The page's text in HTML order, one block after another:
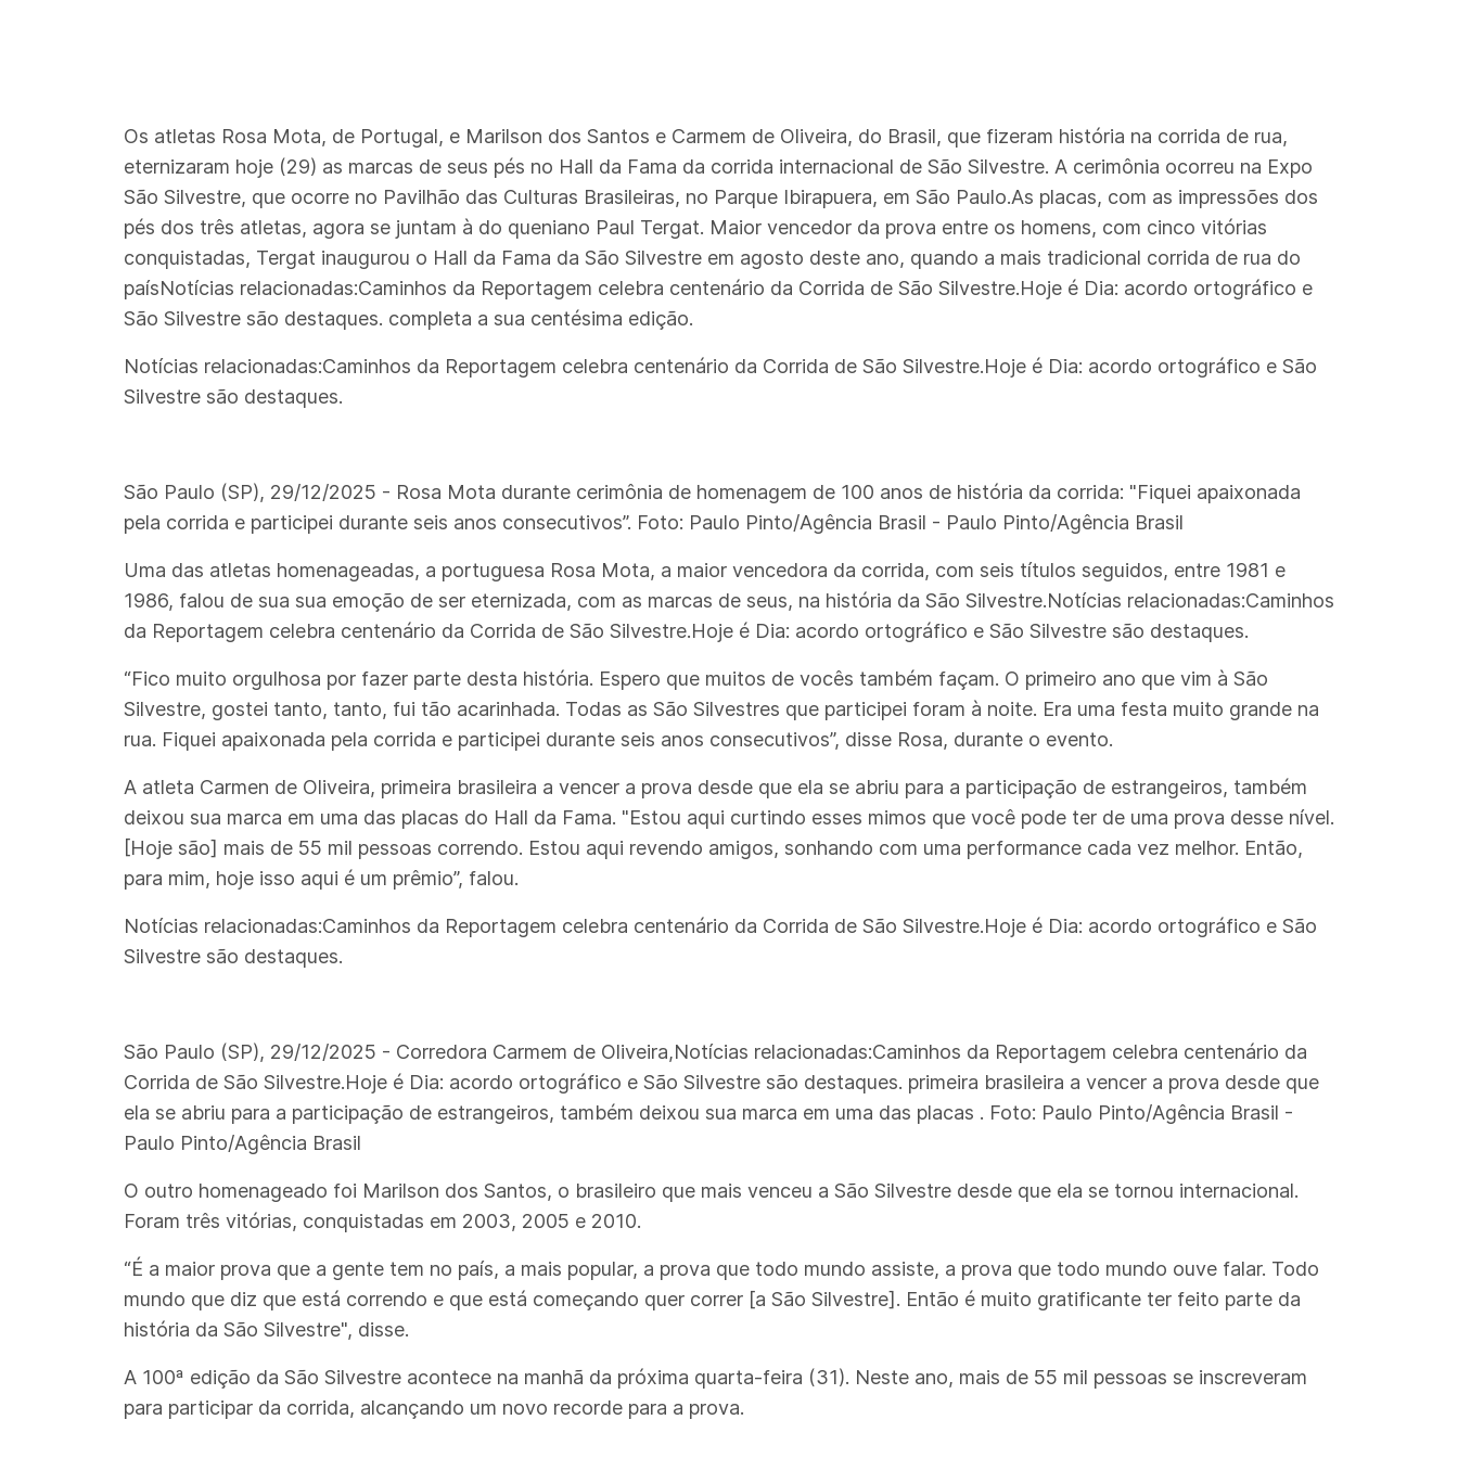
Os atletas Rosa Mota, de Portugal, e Marilson dos Santos e Carmem de Oliveira, do Brasil, que fizeram história na corrida de rua,
eternizaram hoje (29) as marcas de seus pés no Hall da Fama da corrida internacional de São Silvestre. A cerimônia ocorreu na Expo
São Silvestre, que ocorre no Pavilhão das Culturas Brasileiras, no Parque Ibirapuera, em São Paulo.As placas, com as impressões dos
pés dos três atletas, agora se juntam à do queniano Paul Tergat. Maior vencedor da prova entre os homens, com cinco vitórias
conquistadas, Tergat inaugurou o Hall da Fama da São Silvestre em agosto deste ano, quando a mais tradicional corrida de rua do
paísNotícias relacionadas:Caminhos da Reportagem celebra centenário da Corrida de São Silvestre.Hoje é Dia: acordo ortográfico e
São Silvestre são destaques. completa a sua centésima edição.
Notícias relacionadas:Caminhos da Reportagem celebra centenário da Corrida de São Silvestre.Hoje é Dia: acordo ortográfico e São
Silvestre são destaques.
São Paulo (SP), 29/12/2025 - Rosa Mota durante cerimônia de homenagem de 100 anos de história da corrida: "Fiquei apaixonada
pela corrida e participei durante seis anos consecutivos”. Foto: Paulo Pinto/Agência Brasil - Paulo Pinto/Agência Brasil
Uma das atletas homenageadas, a portuguesa Rosa Mota, a maior vencedora da corrida, com seis títulos seguidos, entre 1981 e
1986, falou de sua sua emoção de ser eternizada, com as marcas de seus, na história da São Silvestre.Notícias relacionadas:Caminhos
da Reportagem celebra centenário da Corrida de São Silvestre.Hoje é Dia: acordo ortográfico e São Silvestre são destaques.
“Fico muito orgulhosa por fazer parte desta história. Espero que muitos de vocês também façam. O primeiro ano que vim à São
Silvestre, gostei tanto, tanto, fui tão acarinhada. Todas as São Silvestres que participei foram à noite. Era uma festa muito grande na
rua. Fiquei apaixonada pela corrida e participei durante seis anos consecutivos”, disse Rosa, durante o evento.
A atleta Carmen de Oliveira, primeira brasileira a vencer a prova desde que ela se abriu para a participação de estrangeiros, também
deixou sua marca em uma das placas do Hall da Fama. "Estou aqui curtindo esses mimos que você pode ter de uma prova desse nível.
[Hoje são] mais de 55 mil pessoas correndo. Estou aqui revendo amigos, sonhando com uma performance cada vez melhor. Então,
para mim, hoje isso aqui é um prêmio”, falou.
Notícias relacionadas:Caminhos da Reportagem celebra centenário da Corrida de São Silvestre.Hoje é Dia: acordo ortográfico e São
Silvestre são destaques.
São Paulo (SP), 29/12/2025 - Corredora Carmem de Oliveira,Notícias relacionadas:Caminhos da Reportagem celebra centenário da
Corrida de São Silvestre.Hoje é Dia: acordo ortográfico e São Silvestre são destaques. primeira brasileira a vencer a prova desde que
ela se abriu para a participação de estrangeiros, também deixou sua marca em uma das placas . Foto: Paulo Pinto/Agência Brasil -
Paulo Pinto/Agência Brasil
O outro homenageado foi Marilson dos Santos, o brasileiro que mais venceu a São Silvestre desde que ela se tornou internacional.
Foram três vitórias, conquistadas em 2003, 2005 e 2010.
“É a maior prova que a gente tem no país, a mais popular, a prova que todo mundo assiste, a prova que todo mundo ouve falar. Todo
mundo que diz que está correndo e que está começando quer correr [a São Silvestre]. Então é muito gratificante ter feito parte da
história da São Silvestre", disse.
A 100ª edição da São Silvestre acontece na manhã da próxima quarta-feira (31). Neste ano, mais de 55 mil pessoas se inscreveram
para participar da corrida, alcançando um novo recorde para a prova.